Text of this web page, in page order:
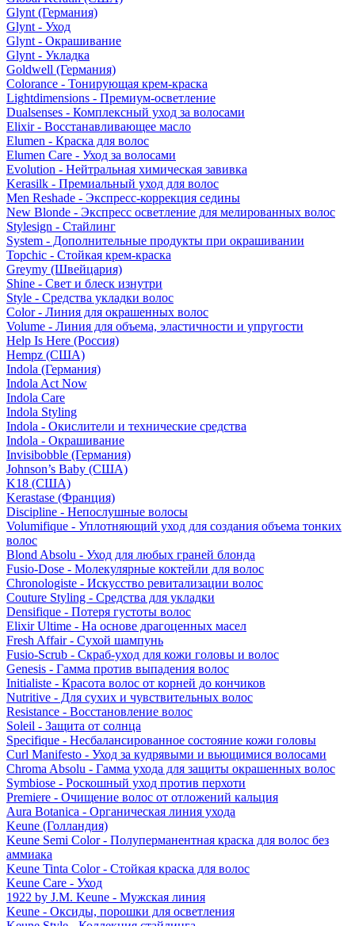
Glynt (Германия)
Glynt - Уход
Glynt - Окрашивание
Glynt - Укладка
Goldwell (Германия)
Colorance - Тонирующая крем-краска
Lightdimensions - Премиум-осветление
Dualsenses - Комплексный уход за волосами
Elixir - Восстанавливающее масло
Elumen - Краска для волос
Elumen Care - Уход за волосами
Evolution - Нейтральная химическая завивка
Kerasilk - Премиальный уход для волос
Men Reshade - Экспресс-коррекция седины
New Blonde - Экспресс осветление для мелированных волос
Stylesign - Стайлинг
System - Дополнительные продукты при окрашивании
Topchic - Стойкая крем-краска
Greymy (Швейцария)
Shine - Свет и блеск изнутри
Style - Средства укладки волос
Color - Линия для окрашенных волос
Volume - Линия для объема, эластичности и упругости
Help Is Here (Россия)
Hempz (США)
Indola (Германия)
Indola Act Now
Indola Care
Indola Styling
Indola - Окислители и технические средства
Indola - Окрашивание
Invisibobble (Германия)
Johnson’s Baby (США)
K18 (США)
Kerastase (Франция)
Discipline - Непослушные волосы
Volumifique - Уплотняющий уход для создания объема тонких
волос
Blond Absolu - Уход для любых граней блонда
Fusio-Dose - Молекулярные коктейли для волос
Chronologiste - Искусство ревитализации волос
Couture Styling - Средства для укладки
Densifique - Потеря густоты волос
Elixir Ultime - На основе драгоценных масел
Fresh Affair - Сухой шампунь
Fusio-Scrub - Скраб-уход для кожи головы и волос
Genesis - Гамма против выпадения волос
Initialiste - Красота волос от корней до кончиков
Nutritive - Для сухих и чувствительных волос
Resistance - Восстановление волос
Soleil - Защита от солнца
Specifique - Несбалансированное состояние кожи головы
Curl Manifesto - Уход за кудрявыми и вьющимися волосами
Chroma Absolu - Гамма ухода для защиты окрашенных волос
Symbiose - Роскошный уход против перхоти
Premiere - Очищение волос от отложений кальция
Aura Botanica - Органическая линия ухода
Keune (Голландия)
Keune Semi Color - Полуперманентная краска для волос без
аммиака
Keune Tinta Color - Стойкая краска для волос
Keune Care - Уход
1922 by J.M. Keune - Мужская линия
Keune - Оксиды, порошки для осветления